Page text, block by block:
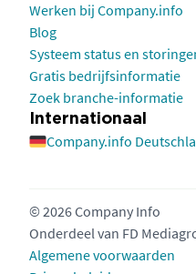
Werken bij Company.info
Blog
Systeem status en
Gratis bedrijfsinformatie
Zoek branche-informatie
Internationaal
Company.info
© 2026 Company Info
Onderdeel van FD
Algemene voorwaarden